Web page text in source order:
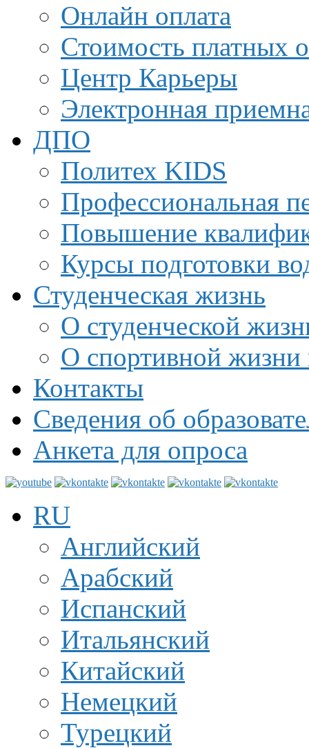
Онлайн оплата
Стоимость платных
Центр Карьеры
Электронная
ДПО
Политех KIDS
Профессиональная
Повышение
Курсы подготовки
Студенческая жизнь
О студенческой
О спортивной жизни
Контакты
Сведения об
Анкета для опроса
RU
Английский
Арабский
Испанский
Итальянский
Китайский
Немецкий
Турецкий